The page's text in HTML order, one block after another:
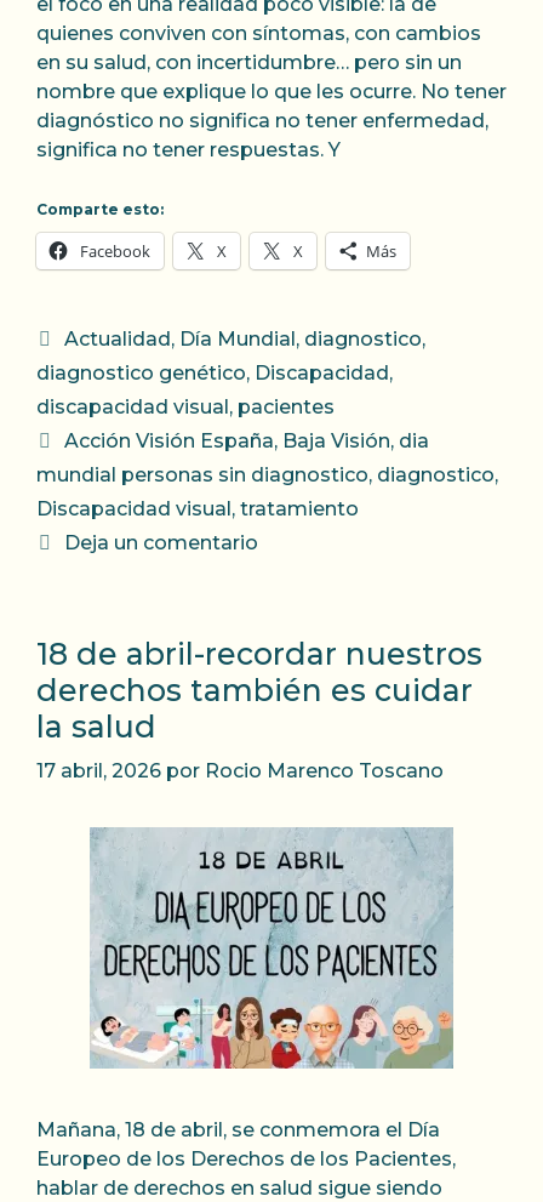
quienes conviven con síntomas, con cambios
en su salud, con incertidumbre… pero sin un
nombre que explique lo que les ocurre. No tener
diagnóstico no significa no tener enfermedad,
significa no tener respuestas. Y
Comparte esto:
Facebook X X Más
Categorías
Actualidad , Día Mundial , diagnostico,
diagnostico genético, Discapacidad ,
discapacidad visual , pacientes
Etiquetas
Acción Visión España, Baja Visión, dia
mundial personas sin diagnostico, diagnostico,
Discapacidad visual , tratamiento
Deja un comentario
18 de abril-recordar nuestros
derechos también es cuidar
la salud
17 abril, 2026 por Rocio Marenco Toscano
Mañana, 18 de abril, se conmemora el Día
Europeo de los Derechos de los Pacientes,
hablar de derechos en salud sigue siendo